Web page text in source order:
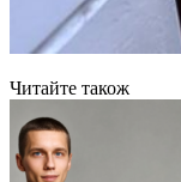
Читайте також